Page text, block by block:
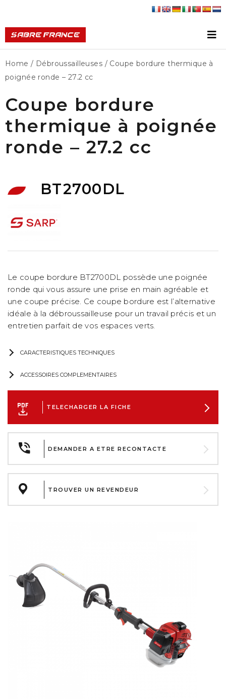
Home / Débroussailleuses / Coupe bordure thermique à
poignée ronde – 27.2 cc
Coupe bordure
thermique à poignée
ronde – 27.2 cc
BT2700DL
Le coupe bordure BT2700DL possède une poignée
ronde qui vous assure une prise en main agréable et
une coupe précise. Ce coupe bordure est l’alternative
idéale à la débroussailleuse pour un travail précis et un
entretien parfait de vos espaces verts.
CARACTERISTIQUES TECHNIQUES
ACCESSOIRES COMPLEMENTAIRES
TELECHARGER LA FICHE
DEMANDER A ETRE RECONTACTE
TROUVER UN REVENDEUR